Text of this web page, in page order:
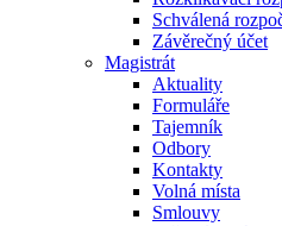
Schválená
Závěrečný účet
Magistrát
Aktuality
Formuláře
Tajemník
Odbory
Kontakty
Volná místa
Smlouvy